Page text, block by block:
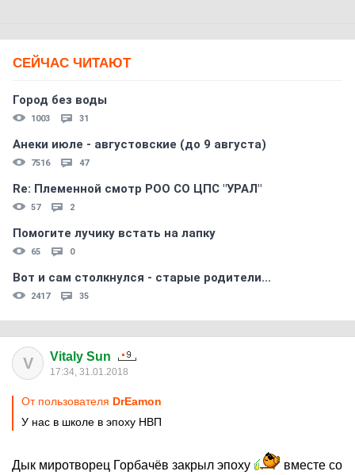
СЕЙЧАС ЧИТАЮТ
Город без воды
1003 31
Анеки июле - августовские (до 9 августа)
7516 47
Re: Племеннoй смoтр РOO CO ЦПС "УРАЛ"
57 2
Помогите лучику встать на лапку
65 0
Вот и сам столкнулся - старые родители...
2417 35
V Vitaly Sun
17:34, 31.01.2018
От пользователя DrEamon
У нас в школе в эпоху НВП
Дык миротворец Горбачёв закрыл эпоху
вместе со